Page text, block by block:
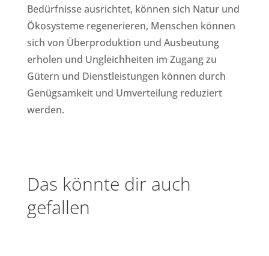
Bedürfnisse ausrichtet, können sich Natur und
Ökosysteme regenerieren, Menschen können
sich von Überproduktion und Ausbeutung
erholen und Ungleichheiten im Zugang zu
Gütern und Dienstleistungen können durch
Genügsamkeit und Umverteilung reduziert
werden.
Das könnte dir auch
gefallen